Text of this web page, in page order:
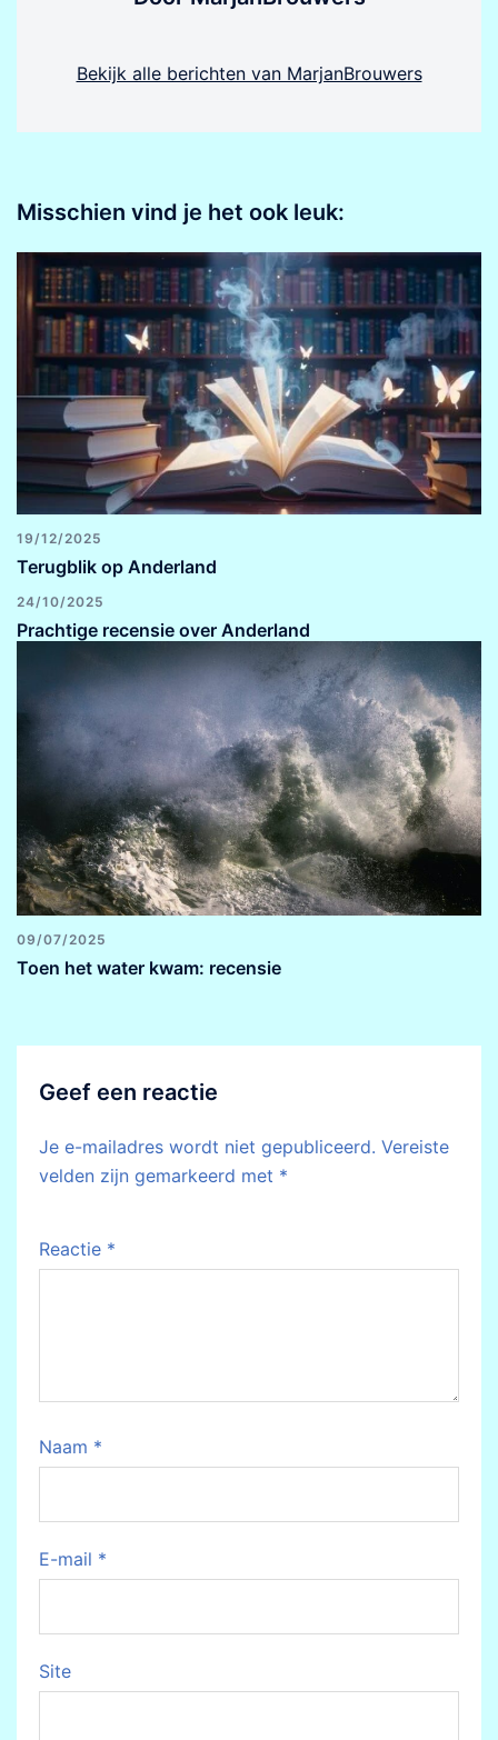
Bekijk alle berichten van MarjanBrouwers
Misschien vind je het ook leuk:
19/12/2025
Terugblik op Anderland
24/10/2025
Prachtige recensie over Anderland
09/07/2025
Toen het water kwam: recensie
Geef een reactie
Je e-mailadres wordt niet gepubliceerd. Vereiste
velden zijn gemarkeerd met *
Reactie *
Naam *
E-mail *
Site